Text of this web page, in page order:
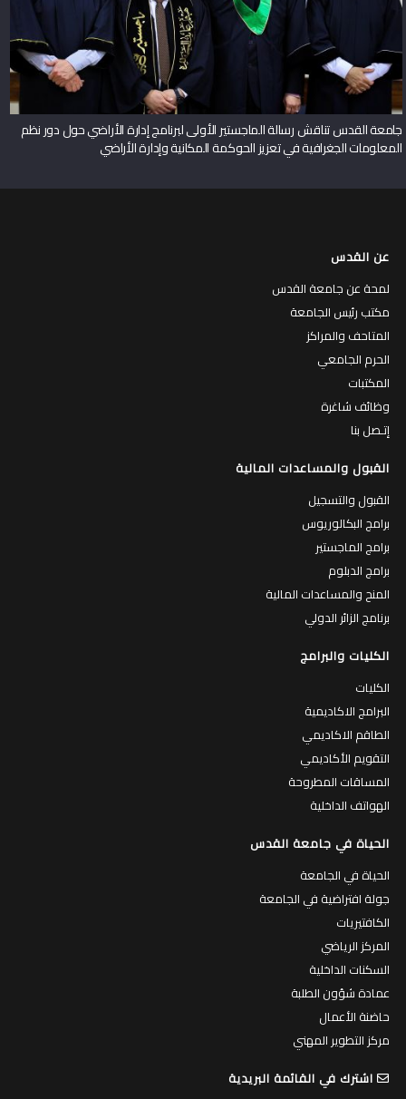
جامعة القدس تناقش رسالة الماجستير الأولى لبرنامج إدارة الأراضي حول دور نظم
المعلومات الجغرافية في تعزيز الحوكمة المكانية وإدارة الأراضي
عن القدس
لمحة عن جامعة القدس
مكتب رئيس الجامعة
المتاحف والمراكز
الحرم الجامعي
المكتبات
وظائف شاغرة
إتـصل بنا
القبول والمساعدات المالية
القبول والتسجيل
برامج البكالوريوس
برامج الماجستير
برامج الدبلوم
المنح والمساعدات المالية
برنامج الزائر الدولي
الكليات والبرامج
الكليات
البرامج الاكاديمية
الطاقم الاكاديمي
التقويم الأكاديمي
المساقات المطروحة
الهواتف الداخلية
الحياة في جامعة القدس
الحياة في الجامعة
جولة افتراضية في الجامعة
الكافتيريات
المركز الرياضي
السكنات الداخلية
عمادة شؤون الطلبة
حاضنة الأعمال
مركز التطوير المهني
اشترك في القائمة البريدية